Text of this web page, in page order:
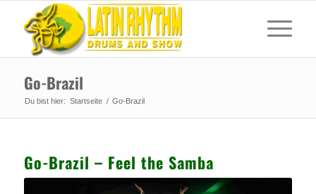
Go-Brazil
Du bist hier: Startseite / Go-Brazil
Go-Brazil – Feel the Samba